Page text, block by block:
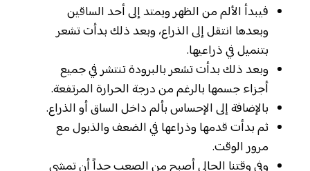
فيبدأ الألم من الظهر ويمتد إلى أحد الساقين
وبعدها انتقل إلى الذراع، وبعد ذلك بدأت تشعر
بتنميل في ذراعيها.
وبعد ذلك بدأت تشعر بالبرودة تنتشر في جميع
أجزاء جسمها بالرغم من درجة الحرارة المرتفعة.
بالإضافة إلى الإحساس بألم داخل الساق أو الذراع.
ثم بدأت قدمها وذراعها في الضعف والذبول مع
مرور الوقت.
وفي وقتنا الحالي أصبح من الصعب جداً أن تمشي